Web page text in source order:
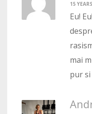
15
Eu!
mai
pur